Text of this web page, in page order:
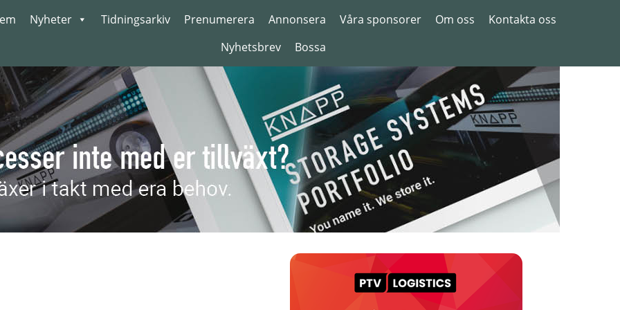
Nyheter Tidningsarkiv Prenumerera Annonsera Våra sponsorer Om oss
Kontakta oss
Nyhetsbrev
Bossa